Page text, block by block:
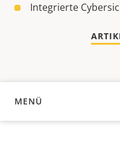
Integrierte
MENÜ
ÜBERSICHT